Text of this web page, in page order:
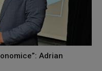
Adrian